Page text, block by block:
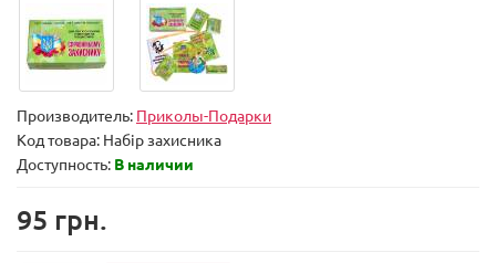
Производитель: Приколы-Подарки
Код товара: Набір захисника
Доступность: В наличии
95 грн.